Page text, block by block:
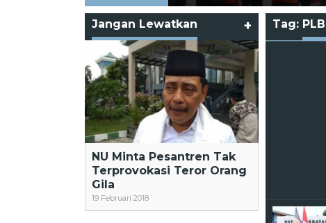
Jangan Lewatkan +
NU Minta Pesantren Tak
Terprovokasi Teror Orang
Gila
19 Februari 2018
Tag: